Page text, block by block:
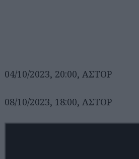
04/10/2023, 20:00, ΑΣΤΟΡ
08/10/2023, 18:00, ΑΣΤΟΡ